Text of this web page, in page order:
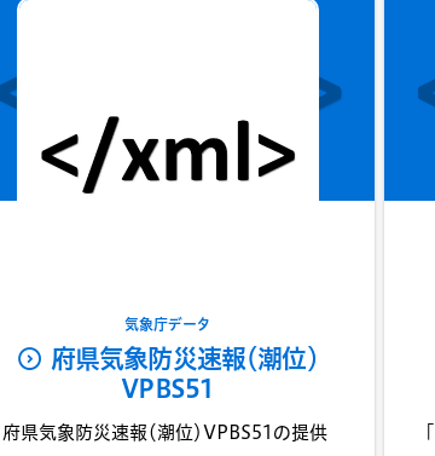
気象庁データ
府県気象防災速報（潮位）
VPBS51
府県気象防災速報（潮位）VPBS51の提供